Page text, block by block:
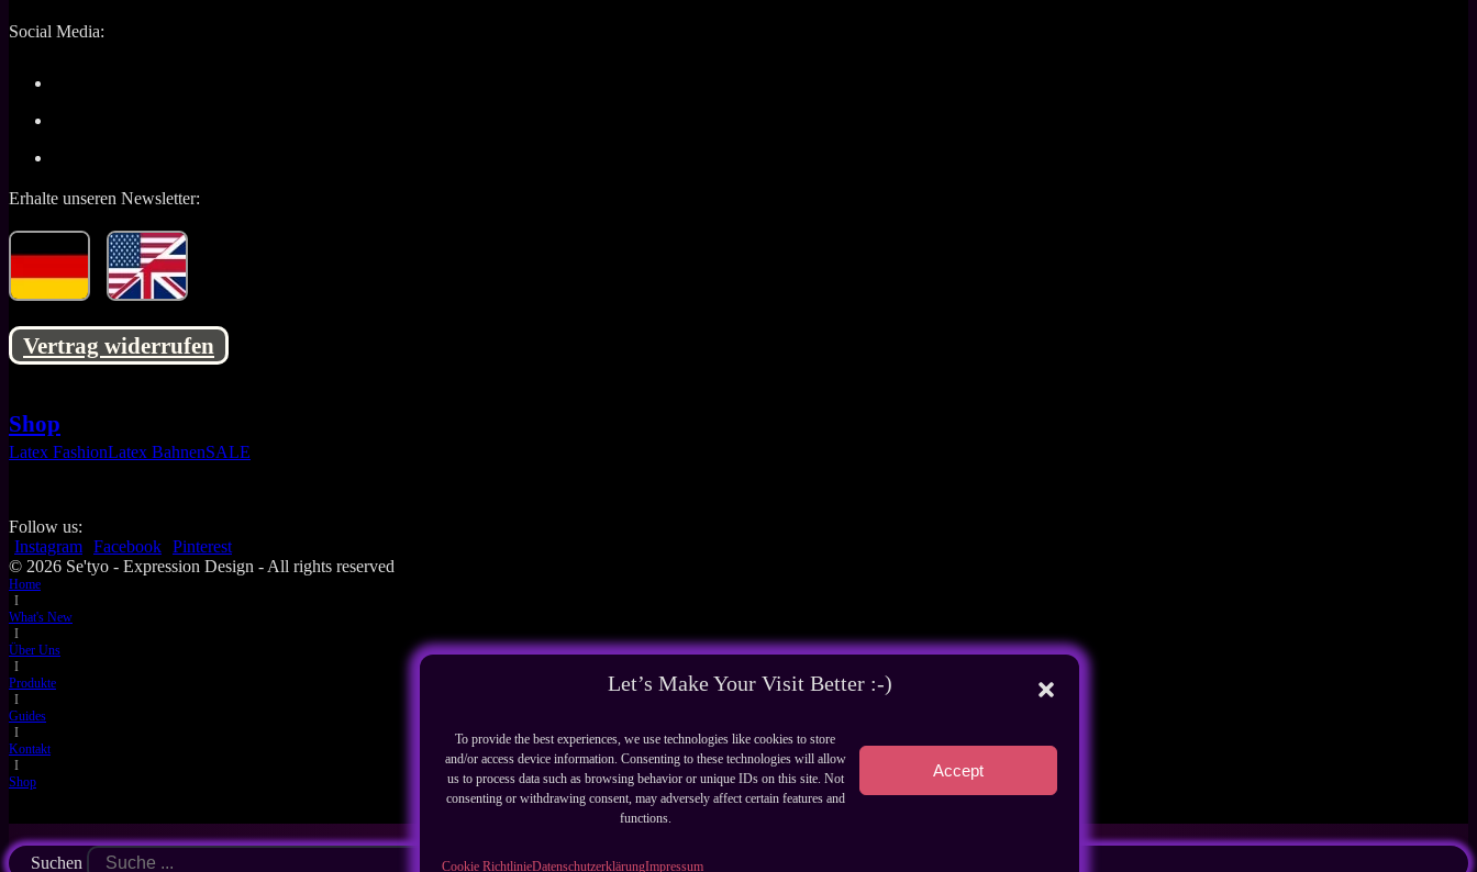
Let’s Make Your Visit Better :-)
To provide the best experiences, we use technologies like cookies to store
and/or access device information. Consenting to these technologies will allow
us to process data such as browsing behavior or unique IDs on this site. Not
consenting or withdrawing consent, may adversely affect certain features and
functions.
Accept
Cookie RichtlinieDatenschutzerklärungImpressum
Social Media:
Erhalte unseren Newsletter:
Vertrag widerrufen
Shop
Latex FashionLatex BahnenSALE
Follow us:
Instagram Facebook Pinterest
© 2026 Se'tyo - Expression Design - All rights reserved
Home
I
What's New
I
Über Uns
I
Produkte
I
Guides
I
Kontakt
I
Shop
Suchen